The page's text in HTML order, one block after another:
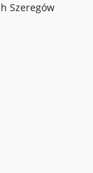
Szeregów